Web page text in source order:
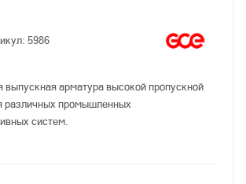
5986
выпускная арматура высокой пропускной
различных промышленных
систем.